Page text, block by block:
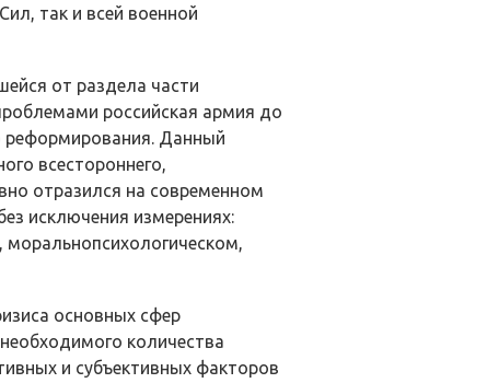
так и всей военной
от раздела части
российская армия до
реформирования. Данный
всестороннего,
отразился на современном
исключения измерениях:
основных сфер
количества
и субъективных факторов